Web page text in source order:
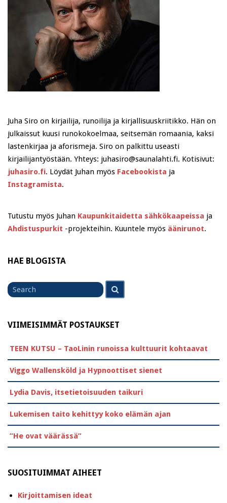
Juha Siro on kirjailija, runoilija ja kirjallisuuskriitikko. Hän on
julkaissut kuusi runokokoelmaa, seitsemän romaania, kaksi
lastenkirjaa ja aforismeja. Siro on palkittu useasti
kirjailijantyöstään. Yhteys: juhasiro@saunalahti.fi. Kotisivut:
juhasiro.fi. Löydät Juhan myös Facebookista ja
Instagramista.
Tutustu myös Juhan Kaupunkitaidetta sähkökaapeissa ja
Ahdistuspurkit -projekteihin. Kuuntele myös äänirunot.
HAE BLOGISTA
Search
for
VIIMEISIMMÄT POSTAUKSET
TEEN KUTSU – TaoLinin runoissa kulttuurit kohtaavat
Viggo Wallensköld ja Hypnoottiset sienet
Lydia Davis, itsetietoisuuden taikuri
Lukemisen taito kehittyy koko elämän ajan
”He ovat väärässä”
SUOSITUIMMAT AIHEET
Kirjoittamisen ideat